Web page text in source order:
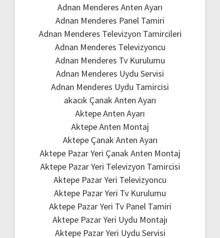
Adnan Menderes Anten Ayarı
Adnan Menderes Panel Tamiri
Adnan Menderes Televizyon Tamircileri
Adnan Menderes Televizyoncu
Adnan Menderes Tv Kurulumu
Adnan Menderes Uydu Servisi
Adnan Menderes Uydu Tamircisi
akacık Çanak Anten Ayarı
Aktepe Anten Ayarı
Aktepe Anten Montaj
Aktepe Çanak Anten Ayarı
Aktepe Pazar Yeri Çanak Anten Montaj
Aktepe Pazar Yeri Televizyon Tamircisi
Aktepe Pazar Yeri Televizyoncu
Aktepe Pazar Yeri Tv Kurulumu
Aktepe Pazar Yeri Tv Panel Tamiri
Aktepe Pazar Yeri Uydu Montajı
Aktepe Pazar Yeri Uydu Servisi